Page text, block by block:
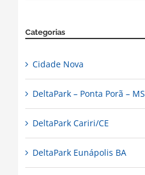
Categorias
Cidade Nova
DeltaPark – Ponta Porã – MS
DeltaPark Cariri/CE
DeltaPark Eunápolis BA